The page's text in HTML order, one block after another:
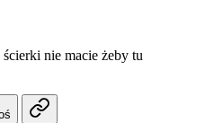
nie macie żeby tu